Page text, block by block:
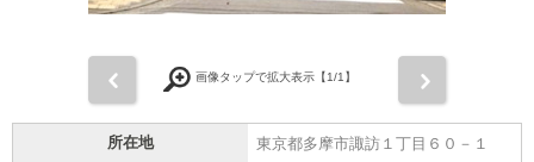
画像タップで拡大表示【1/1】
所在地 東京都多摩市諏訪１丁目６０－１